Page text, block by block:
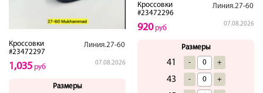
Кроссовки
#23472297
Линия.27-60
07.08.2026
1,035 руб
Размеры
Кроссовки
#23472296
Линия.27-60
07.08.2026
920руб
Размеры
41 - +
43 - +